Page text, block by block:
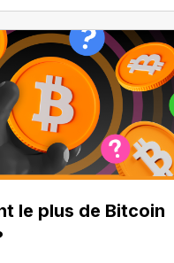
le plus de Bitcoin